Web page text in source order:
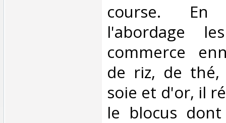
course.
l'abordage
commerce
de riz, de thé,
soie et d'or, il
le blocus